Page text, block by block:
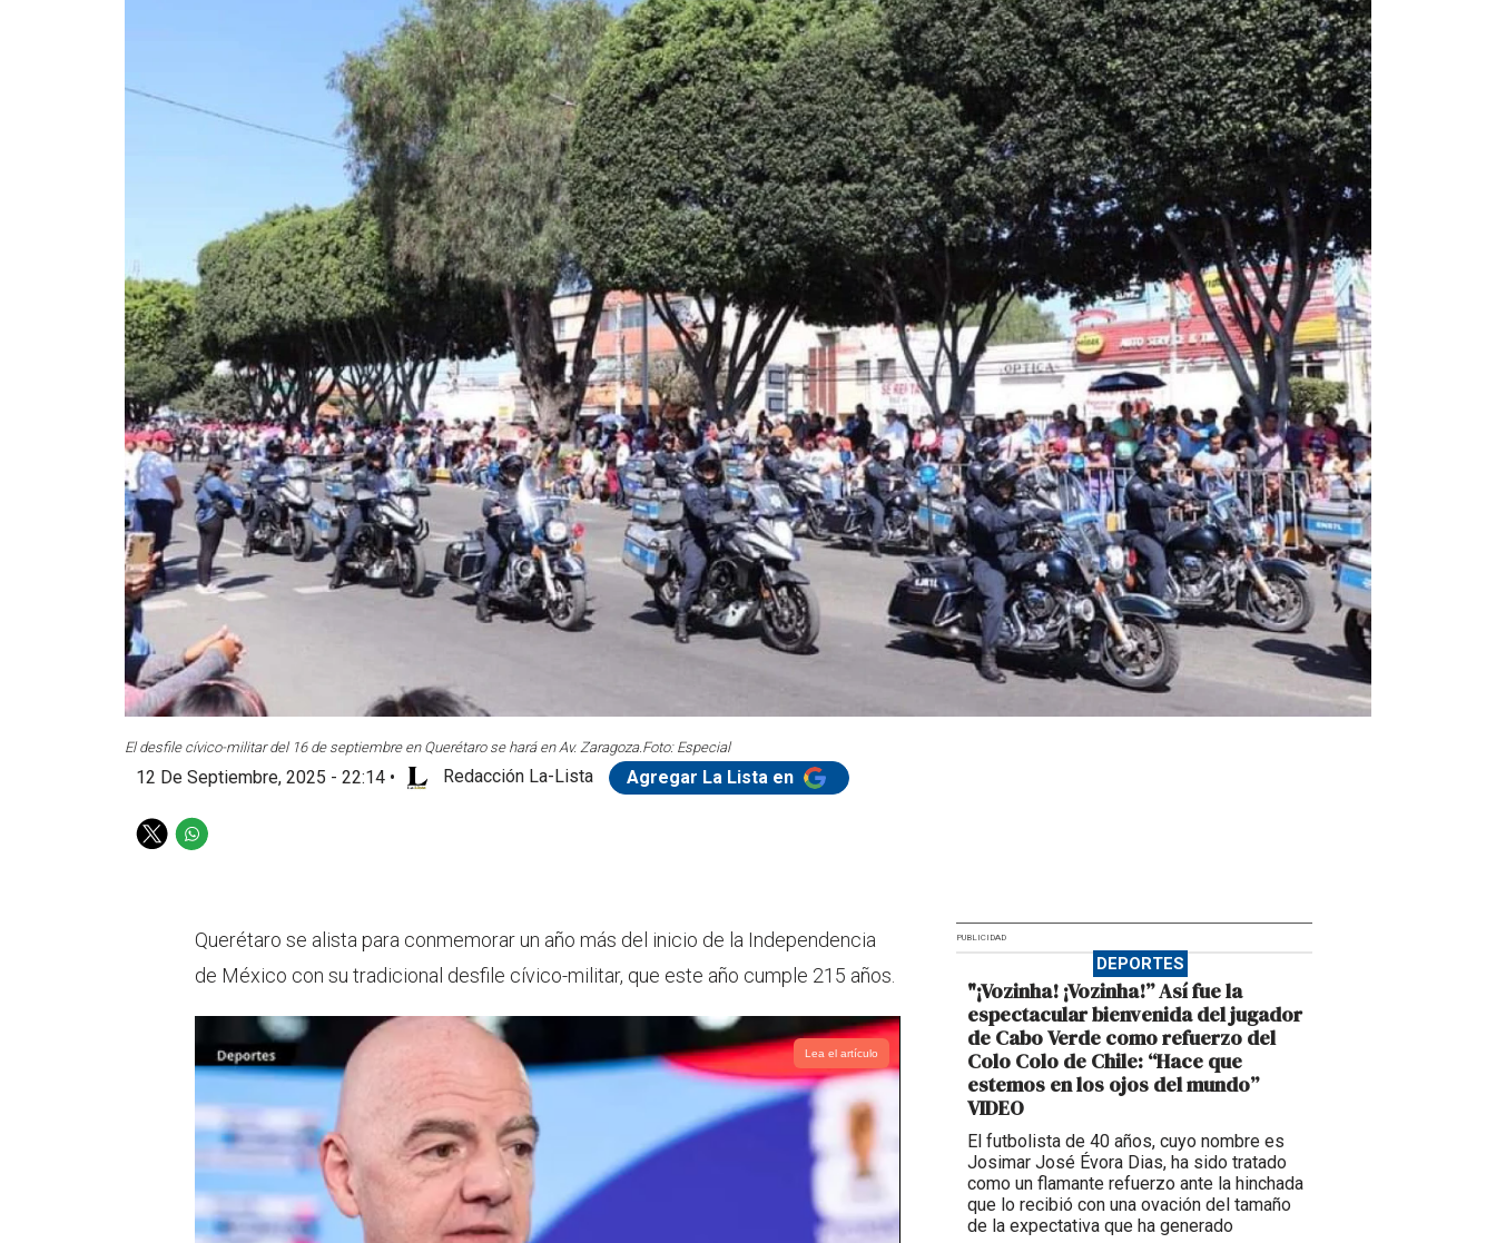
El desfile cívico-militar del 16 de septiembre en Querétaro se hará en Av. Zaragoza. Foto: Especial
12 De Septiembre, 2025 - 22:14 • Redacción La-Lista Agregar La Lista en
T
W
s
p
Querétaro se alista para conmemorar un año más del inicio de la Independencia
de México con su tradicional desfile cívico-militar, que este año cumple 215 años.
Lea el artículo
PUBLICIDAD
DEPORTES
"¡Vozinha! ¡Vozinha!” Así fue la
espectacular bienvenida del jugador
de Cabo Verde como refuerzo del
Colo Colo de Chile: “Hace que
estemos en los ojos del mundo”
VIDEO
El futbolista de 40 años, cuyo nombre es
Josimar José Évora Dias, ha sido tratado
como un flamante refuerzo ante la hinchada
que lo recibió con una ovación del tamaño
de la expectativa que ha generado